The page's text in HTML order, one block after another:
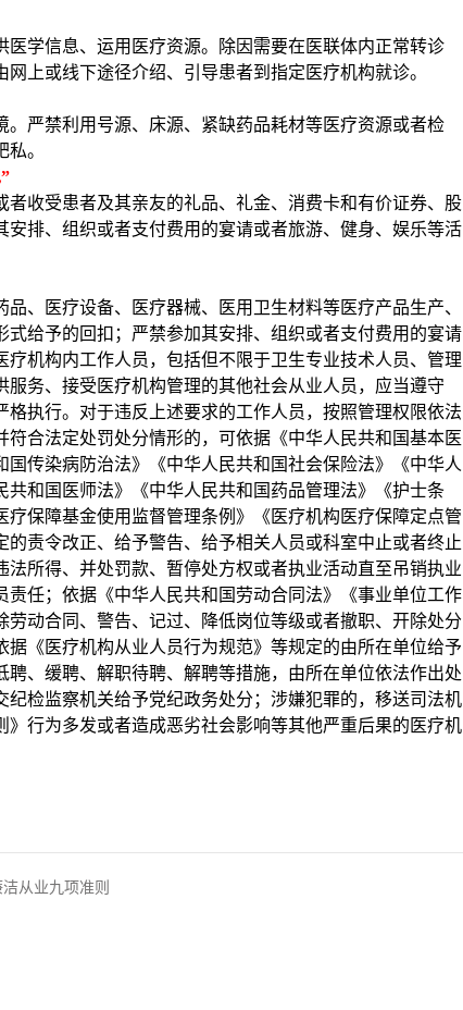
医学信息、运用医疗资源。除因需要在医联体内正常转诊
上或线下途径介绍、引导患者到指定医疗机构就诊。
。严禁利用号源、床源、紧缺药品耗材等医疗资源或者检
。
者收受患者及其亲友的礼品、礼金、消费卡和有价证券、股
排、组织或者支付费用的宴请或者旅游、健身、娱乐等活
、医疗设备、医疗器械、医用卫生材料等医疗产品生产、
给予的回扣；严禁参加其安排、组织或者支付费用的宴请
疗机构内工作人员，包括但不限于卫生专业技术人员、管理
服务、接受医疗机构管理的其他社会从业人员，应当遵守
格执行。对于违反上述要求的工作人员，按照管理权限依法
合法定处罚处分情形的，可依据《中华人民共和国基本医
传染病防治法》《中华人民共和国社会保险法》《中华人
共和国医师法》《中华人民共和国药品管理法》《护士条
保障基金使用监督管理条例》《医疗机构医疗保障定点管
责令改正、给予警告、给予相关人员或科室中止或者终止
法所得、并处罚款、暂停处方权或者执业活动直至吊销执业
任；依据《中华人民共和国劳动合同法》《事业单位工作
劳动合同、警告、记过、降低岗位等级或者撤职、开除处分
《医疗机构从业人员行为规范》等规定的由所在单位给予
、缓聘、解职待聘、解聘等措施，由所在单位依法作出处
检监察机关给予党纪政务处分；涉嫌犯罪的，移送司法机
》行为多发或者造成恶劣社会影响等其他严重后果的医疗机
从业九项准则